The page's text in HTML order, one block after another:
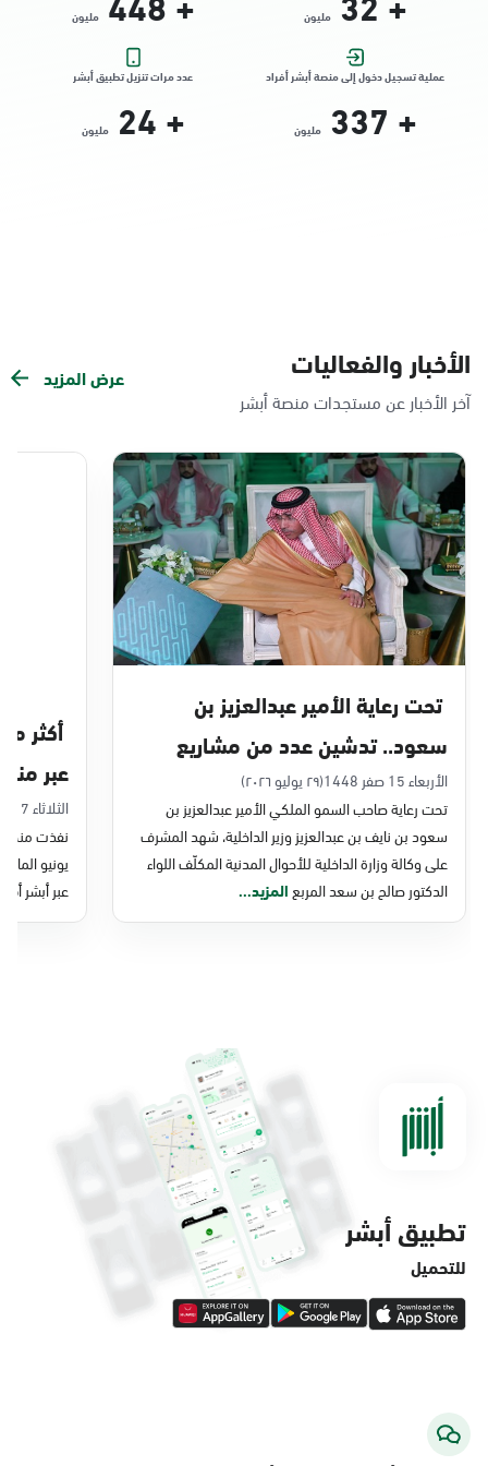
التوجه للموقع
الدمام, الدمام - الشاطئ مول
الأحد - الخميس (08:00-14:30)
الدمام, الدمام - لولو مول
الأحد - الخميس (08:00-14:30)
الدمام, الدمام - بنده حي أحد
الأحد - الخميس (08:00-14:30)
التوجه للموقع
الدمام, الدمام - الغرفة التجارية
التوجه للموقع
الدمام, الدمام - بنده - حي الشاطئ
الأحد - الخميس (08:00-14:30)
التوجه للموقع
الدمام, الدمام - بنده ضاحية الملك فهد
الدمام, الدمام - مستشفى الملك فهد
الدمام, الدمام - لولو ماركت حي الفاخرية
الأحد - الخميس (08:00-14:30)
مليون مليون
عملية تسجيل دخول إلى منصة أبشر أفراد
+
337 مليون
عدد مرات تنزيل تطبيق أبشر
+
24 مليون
الأخبار والفعاليات
آخر الأخبار عن مستجدات منصة أبشر
عرض المزيد
تحت رعاية الأمير عبدالعزيز بن
سعود.. تدشين عدد من مشاريع
التحول الرقمي والخدمات الإلكترونية
للأحوال المدنية
الأربعاء 15 صفر 1448
(٢٩ يوليو ٢٠٢٦)
تحت رعاية صاحب السمو الملكي الأمير عبدالعزيز بن
سعود بن نايف بن عبدالعزيز وزير الداخلية، شهد المشرف
على وكالة وزارة الداخلية للأحوال المدنية المكلّف اللواء
الدكتور صالح بن سعد المربعالمزيد...
عبر
الثلاثاء 7 صفر 1448
نفذت منصة
عبر أبشر
تطبيق أبشر
للتحميل